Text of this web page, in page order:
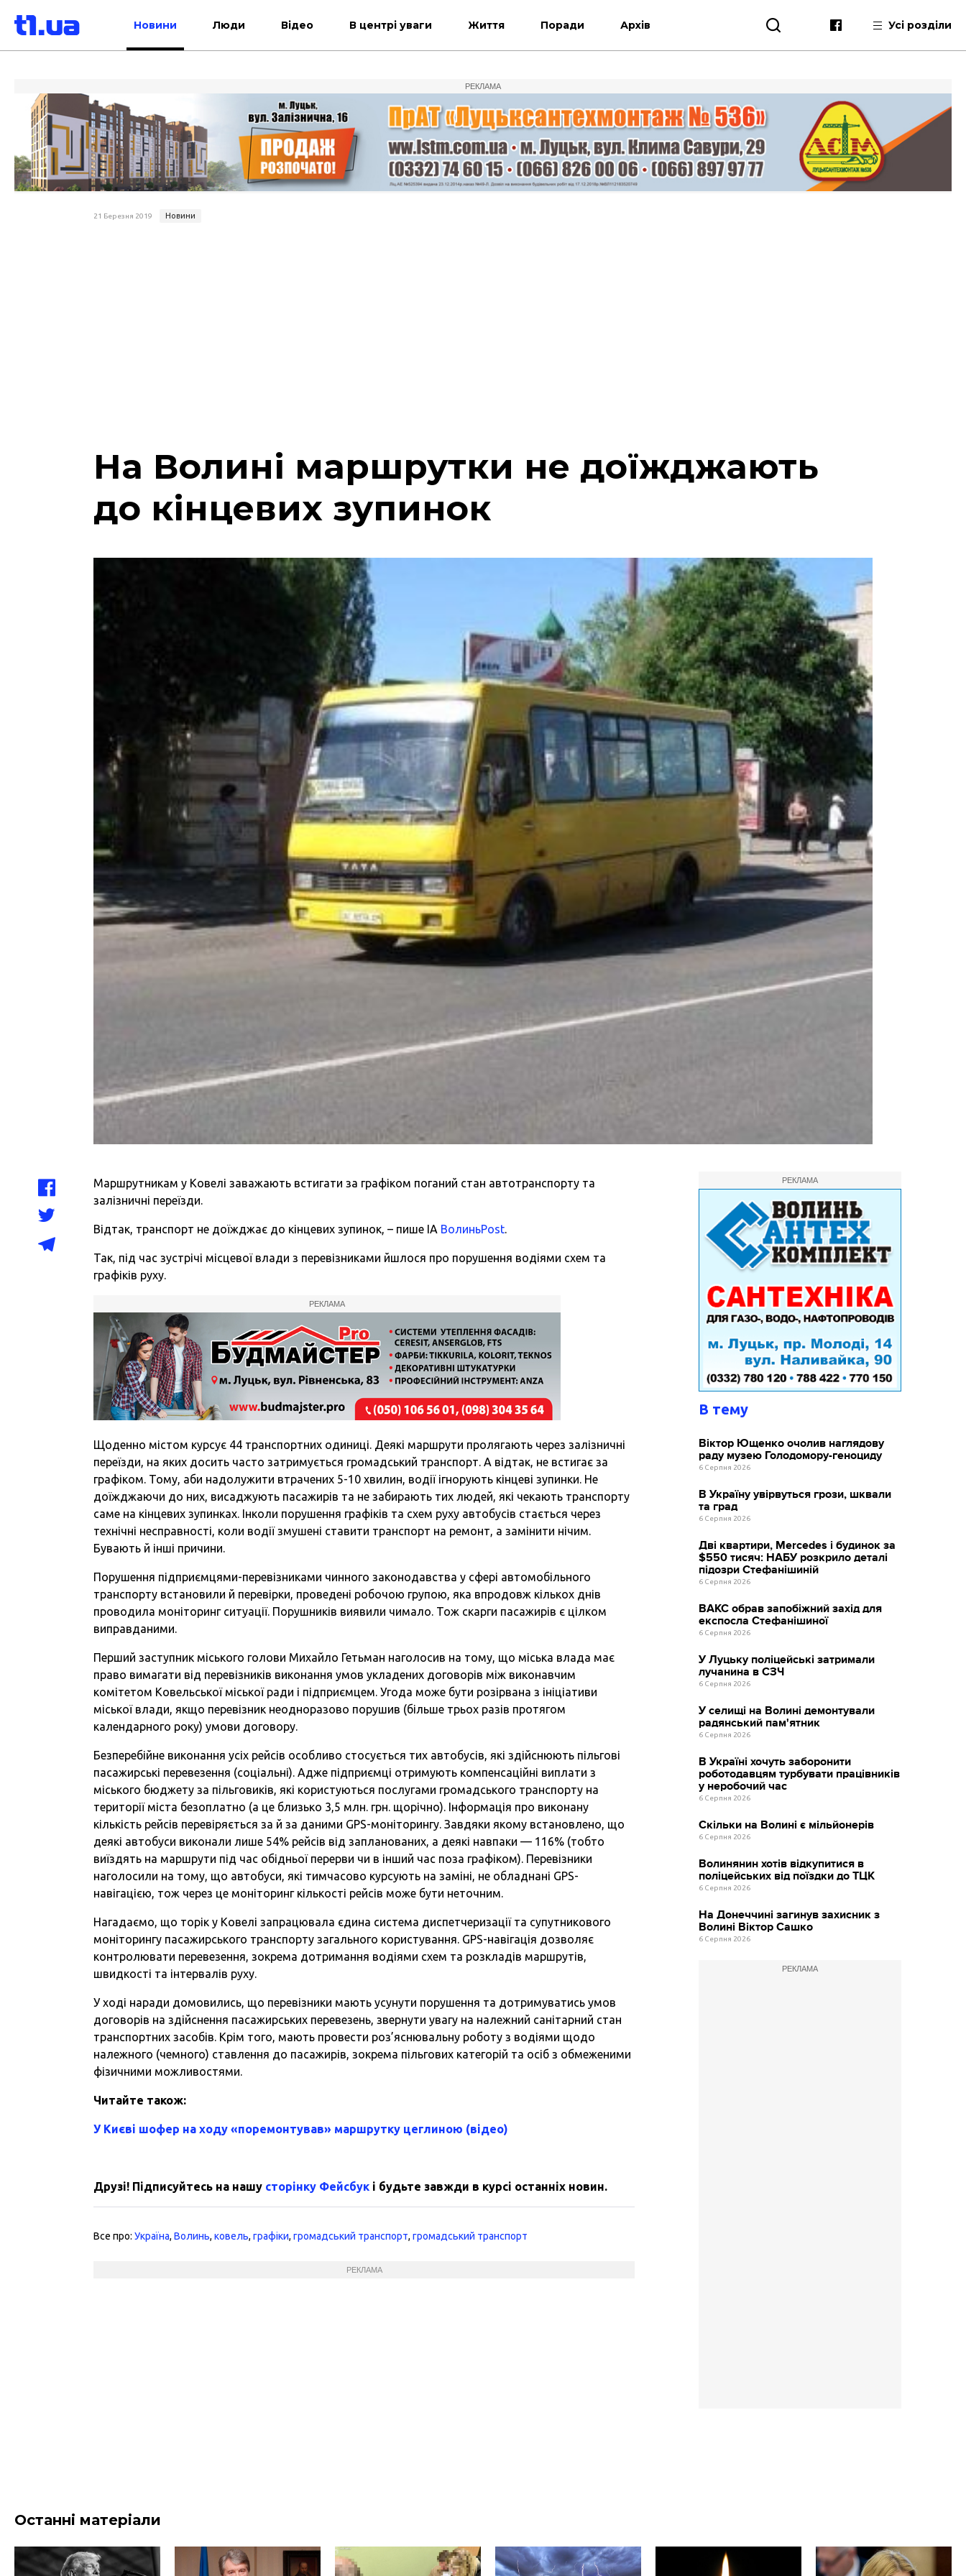
Новини Люди Відео В центрі уваги Життя Поради Архів Усі розділи
РЕКЛАМА
21 Березня 2019 Новини
На Волині маршрутки не доїжджають
до кінцевих зупинок
Маршрутникам у Ковелі заважають встигати за графіком поганий стан автотранспорту та
залізничні переїзди.
Відтак, транспорт не доїжджає до кінцевих зупинок, – пише ІА ВолиньPost.
Так, під час зустрічі місцевої влади з перевізниками йшлося про порушення водіями схем та
графіків руху.
РЕКЛАМА
Щоденно містом курсує 44 транспортних одиниці. Деякі маршрути пролягають через залізничні
переїзди, на яких досить часто затримується громадський транспорт. А відтак, не встигає за
графіком. Тому, аби надолужити втрачених 5-10 хвилин, водії ігнорують кінцеві зупинки. Не
доїжджаючи до них, висаджують пасажирів та не забирають тих людей, які чекають транспорту
саме на кінцевих зупинках. Інколи порушення графіків та схем руху автобусів стається через
технічні несправності, коли водії змушені ставити транспорт на ремонт, а замінити нічим.
Бувають й інші причини.
Порушення підприємцями-перевізниками чинного законодавства у сфері автомобільного
транспорту встановили й перевірки, проведені робочою групою, яка впродовж кількох днів
проводила моніторинг ситуації. Порушників виявили чимало. Тож скарги пасажирів є цілком
виправданими.
Перший заступник міського голови Михайло Гетьман наголосив на тому, що міська влада має
право вимагати від перевізників виконання умов укладених договорів між виконавчим
комітетом Ковельської міської ради і підприємцем. Угода може бути розірвана з ініціативи
міської влади, якщо перевізник неодноразово порушив (більше трьох разів протягом
календарного року) умови договору.
Безперебійне виконання усіх рейсів особливо стосується тих автобусів, які здійснюють пільгові
пасажирські перевезення (соціальні). Адже підприємці отримують компенсаційні виплати з
міського бюджету за пільговиків, які користуються послугами громадського транспорту на
території міста безоплатно (а це близько 3,5 млн. грн. щорічно). Інформація про виконану
кількість рейсів перевіряється за й за даними GPS-моніторингу. Завдяки якому встановлено, що
деякі автобуси виконали лише 54% рейсів від запланованих, а деякі навпаки — 116% (тобто
виїздять на маршрути під час обідньої перерви чи в інший час поза графіком). Перевізники
наголосили на тому, що автобуси, які тимчасово курсують на заміні, не обладнані GPS-
навігацією, тож через це моніторинг кількості рейсів може бути неточним.
Нагадаємо, що торік у Ковелі запрацювала єдина система диспетчеризації та супутникового
моніторингу пасажирського транспорту загального користування. GPS-навігація дозволяє
контролювати перевезення, зокрема дотримання водіями схем та розкладів маршрутів,
швидкості та інтервалів руху.
У ході наради домовились, що перевізники мають усунути порушення та дотримуватись умов
договорів на здійснення пасажирських перевезень, звернути увагу на належний санітарний стан
транспортних засобів. Крім того, мають провести роз’яснювальну роботу з водіями щодо
належного (чемного) ставлення до пасажирів, зокрема пільгових категорій та осіб з обмеженими
фізичними можливостями.
Читайте також:
У Києві шофер на ходу «поремонтував» маршрутку цеглиною (відео)
Друзі! Підписуйтесь на нашу сторінку Фейсбук і будьте завжди в курсі останніх новин.
Все про:Україна,Волинь,ковель,графіки,громадський транспорт,громадський транспорт
РЕКЛАМА
РЕКЛАМА
В тему
Віктор Ющенко очолив наглядову
раду музею Голодомору-геноциду
6 Серпня 2026
В Україну увірвуться грози, шквали
та град
6 Серпня 2026
Дві квартири, Mercedes і будинок за
$550 тисяч: НАБУ розкрило деталі
підозри Стефанішиній
6 Серпня 2026
ВАКС обрав запобіжний захід для
експосла Стефанішиної
6 Серпня 2026
У Луцьку поліцейські затримали
лучанина в СЗЧ
6 Серпня 2026
У селищі на Волині демонтували
радянський пам'ятник
6 Серпня 2026
В Україні хочуть заборонити
роботодавцям турбувати працівників
у неробочий час
6 Серпня 2026
Скільки на Волині є мільйонерів
6 Серпня 2026
Волинянин хотів відкупитися в
поліцейських від поїздки до ТЦК
6 Серпня 2026
На Донеччині загинув захисник з
Волині Віктор Сашко
6 Серпня 2026
РЕКЛАМА
Останні матеріали